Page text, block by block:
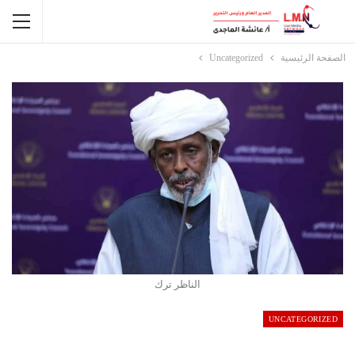
الصفحة الرئيسية Uncategorized
الناظر ترك
UNCATEGORIZED